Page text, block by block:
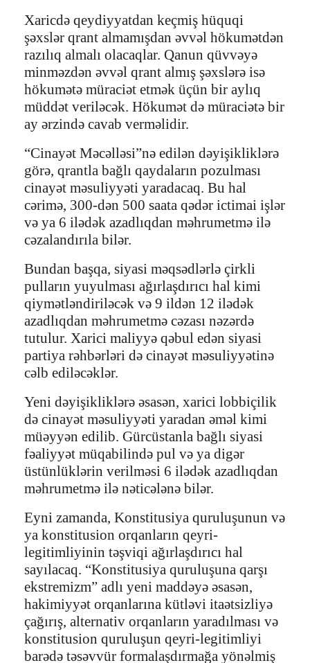
Xaricdə qeydiyyatdan keçmiş hüquqi
şəxslər qrant almamışdan əvvəl hökumətdən
razılıq almalı olacaqlar. Qanun qüvvəyə
minməzdən əvvəl qrant almış şəxslərə isə
hökumətə müraciət etmək üçün bir aylıq
müddət veriləcək. Hökumət də müraciətə bir
ay ərzində cavab verməlidir.
“Cinayət Məcəlləsi”nə edilən dəyişikliklərə
görə, qrantla bağlı qaydaların pozulması
cinayət məsuliyyəti yaradacaq. Bu hal
cərimə, 300-dən 500 saata qədər ictimai işlər
və ya 6 ilədək azadlıqdan məhrumetmə ilə
cəzalandırıla bilər.
Bundan başqa, siyasi məqsədlərlə çirkli
pulların yuyulması ağırlaşdırıcı hal kimi
qiymətləndiriləcək və 9 ildən 12 ilədək
azadlıqdan məhrumetmə cəzası nəzərdə
tutulur. Xarici maliyyə qəbul edən siyasi
partiya rəhbərləri də cinayət məsuliyyətinə
cəlb ediləcəklər.
Yeni dəyişikliklərə əsasən, xarici lobbiçilik
də cinayət məsuliyyəti yaradan əməl kimi
müəyyən edilib. Gürcüstanla bağlı siyasi
fəaliyyət müqabilində pul və ya digər
üstünlüklərin verilməsi 6 ilədək azadlıqdan
məhrumetmə ilə nəticələnə bilər.
Eyni zamanda, Konstitusiya quruluşunun və
ya konstitusion orqanların qeyri-
legitimliyinin təşviqi ağırlaşdırıcı hal
sayılacaq. “Konstitusiya quruluşuna qarşı
ekstremizm” adlı yeni maddəyə əsasən,
hakimiyyət orqanlarına kütləvi itaətsizliyə
çağırış, alternativ orqanların yaradılması və
konstitusion quruluşun qeyri-legitimliyi
barədə təsəvvür formalaşdırmağa yönəlmiş